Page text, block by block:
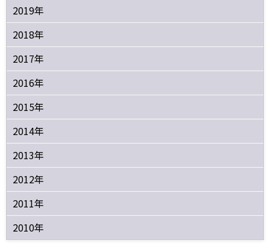
2019年
2018年
2017年
2016年
2015年
2014年
2013年
2012年
2011年
2010年